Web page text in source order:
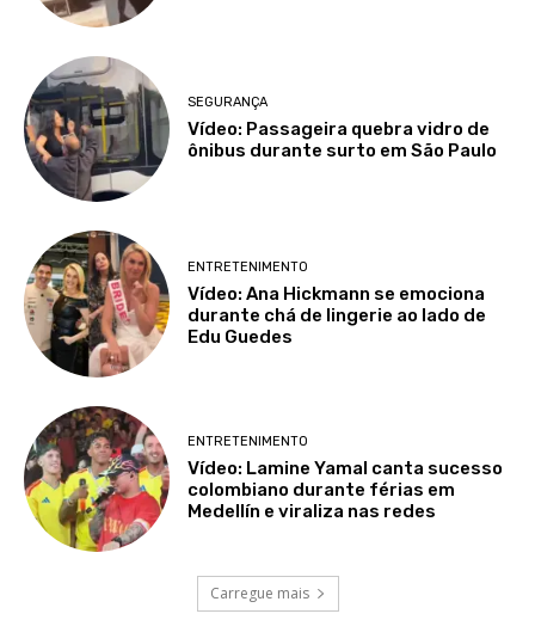
SEGURANÇA
Vídeo: Passageira quebra vidro de
ônibus durante surto em São Paulo
ENTRETENIMENTO
Vídeo: Ana Hickmann se emociona
durante chá de lingerie ao lado de
Edu Guedes
ENTRETENIMENTO
Vídeo: Lamine Yamal canta sucesso
colombiano durante férias em
Medellín e viraliza nas redes
Carregue mais